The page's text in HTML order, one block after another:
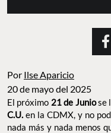
Por Ilse Aparicio
20 de mayo del 2025
El próximo 21 de Juniose
C.U. en la CDMX, y no
nada más y nada menos